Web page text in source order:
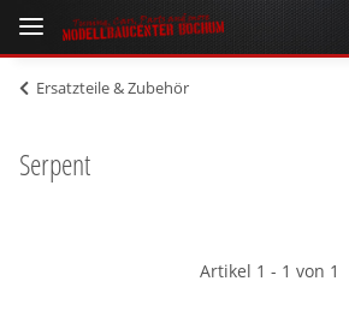
Ersatzteile & Zubehör
Serpent
Artikel 1 - 1 von 1